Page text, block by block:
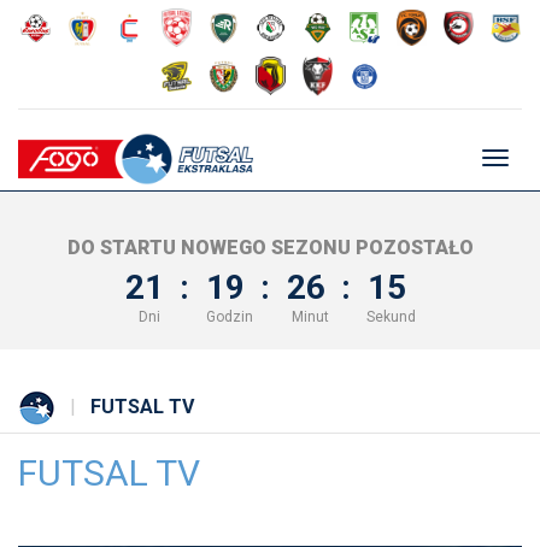
DO STARTU NOWEGO SEZONU POZOSTAŁO
21 : 19 : 26 : 15
Dni Godzin Minut Sekund
FUTSAL TV
FUTSAL TV